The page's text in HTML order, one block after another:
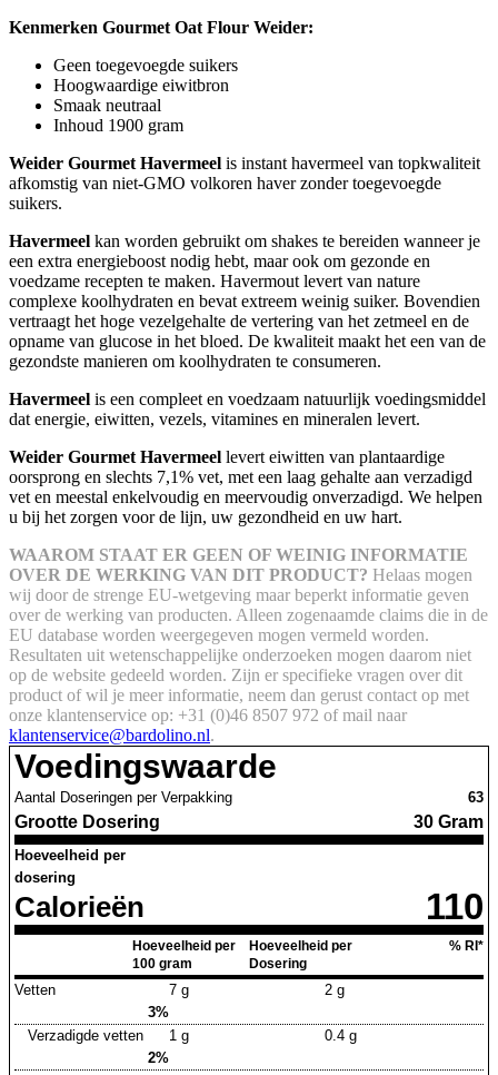
Kenmerken Gourmet Oat Flour Weider:
Geen toegevoegde suikers
Hoogwaardige eiwitbron
Smaak neutraal
Inhoud 1900 gram
Weider Gourmet Havermeel is instant havermeel van topkwaliteit
afkomstig van niet-GMO volkoren haver zonder toegevoegde
suikers.
Havermeel kan worden gebruikt om shakes te bereiden wanneer je
een extra energieboost nodig hebt, maar ook om gezonde en
voedzame recepten te maken. Havermout levert van nature
complexe koolhydraten en bevat extreem weinig suiker. Bovendien
vertraagt het hoge vezelgehalte de vertering van het zetmeel en de
opname van glucose in het bloed. De kwaliteit maakt het een van de
gezondste manieren om koolhydraten te consumeren.
Havermeel is een compleet en voedzaam natuurlijk voedingsmiddel
dat energie, eiwitten, vezels, vitamines en mineralen levert.
Weider Gourmet Havermeel levert eiwitten van plantaardige
oorsprong en slechts 7,1% vet, met een laag gehalte aan verzadigd
vet en meestal enkelvoudig en meervoudig onverzadigd. We helpen
u bij het zorgen voor de lijn, uw gezondheid en uw hart.
WAAROM STAAT ER GEEN OF WEINIG INFORMATIE
OVER DE WERKING VAN DIT PRODUCT? Helaas mogen
wij door de strenge EU-wetgeving maar beperkt informatie geven
over de werking van producten. Alleen zogenaamde claims die in de
EU database worden weergegeven mogen vermeld worden.
Resultaten uit wetenschappelijke onderzoeken mogen daarom niet
op de website gedeeld worden. Zijn er specifieke vragen over dit
product of wil je meer informatie, neem dan gerust contact op met
onze klantenservice op: +31 (0)46 8507 972 of mail naar
klantenservice@bardolino.nl.
Voedingswaarde
Aantal Doseringen per Verpakking 63
Grootte Dosering 30 Gram
Hoeveelheid per
dosering
Calorieën 110
Hoeveelheid per
100 gram
Hoeveelheid per
Dosering
% RI*
Vetten 7 g
2 g
3%
Verzadigde vetten
1 g
0.4 g
2%